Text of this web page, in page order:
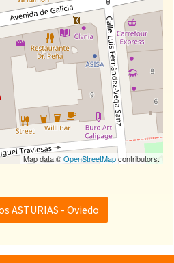
Map data ©OpenStreetMapcontributors.
ASTURIAS - Oviedo